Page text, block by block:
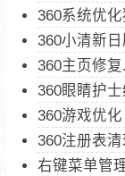
360系统优
360小清新
360主页修
360眼睛护
360游戏优
360注册表
右键菜单管